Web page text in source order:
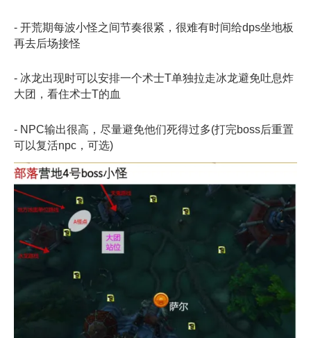
- 开荒期每波小怪之间节奏很紧，很难有时间给dps坐地板
再去后场接怪
- 冰龙出现时可以安排一个术士T单独拉走冰龙避免吐息炸
大团，看住术士T的血
- NPC输出很高，尽量避免他们死得过多(打完boss后重置
可以复活npc，可选)